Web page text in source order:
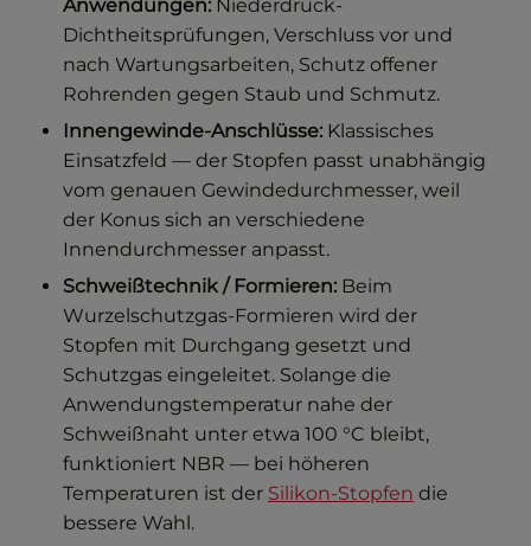
Anwendungen: Niederdruck-
Dichtheitsprüfungen, Verschluss vor und
nach Wartungsarbeiten, Schutz offener
Rohrenden gegen Staub und Schmutz.
Innengewinde-Anschlüsse: Klassisches
Einsatzfeld — der Stopfen passt unabhängig
vom genauen Gewindedurchmesser, weil
der Konus sich an verschiedene
Innendurchmesser anpasst.
Schweißtechnik / Formieren: Beim
Wurzelschutzgas-Formieren wird der
Stopfen mit Durchgang gesetzt und
Schutzgas eingeleitet. Solange die
Anwendungstemperatur nahe der
Schweißnaht unter etwa 100 °C bleibt,
funktioniert NBR — bei höheren
Temperaturen ist der Silikon-Stopfen die
bessere Wahl.